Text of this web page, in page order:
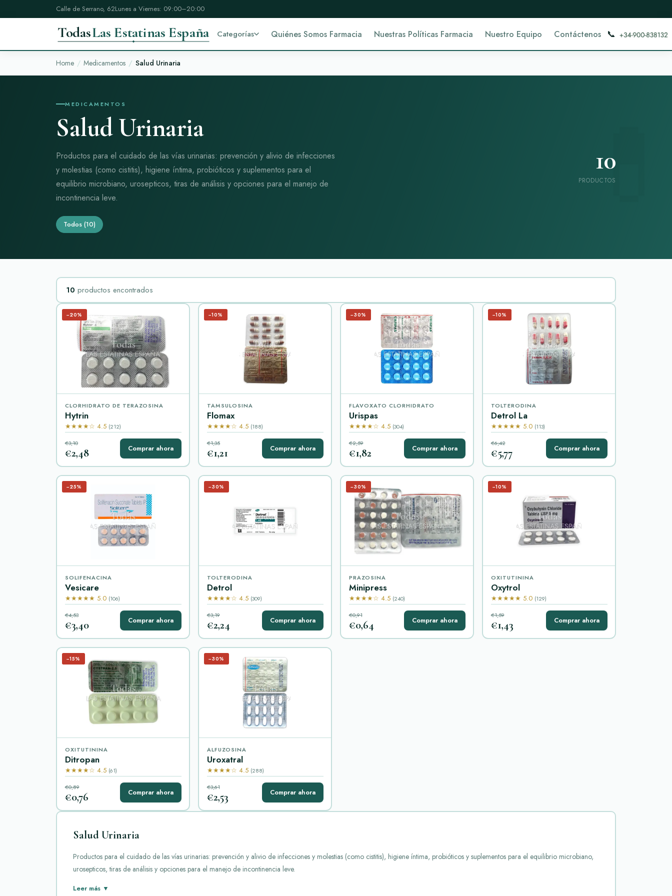
Calle de Serrano, 62Lunes a Viernes: 09:00–20:00
TodasLas Estatinas España Categorías Quiénes Somos Farmacia Nuestras Políticas Farmacia Nuestro Equipo Contáctenos 📞
Home Medicamentos Salud Urinaria
MEDICAMENTOS
Salud Urinaria
Productos para el cuidado de las vías urinarias: prevención y alivio de infecciones
y molestias (como cistitis), higiene íntima, probióticos y suplementos para el
equilibrio microbiano, urosepticos, tiras de análisis y opciones para el manejo de
incontinencia leve.
Todos (10)
10
PRODUCTOS
10 productos encontrados
−20%
CLORHIDRATO DE TERAZOSINA
Hytrin
★★★★☆ 4.5 (212)
€3,10
€2,48 Comprar ahora
−10%
TAMSULOSINA
Flomax
★★★★☆ 4.5 (188)
€1,35
€1,21 Comprar ahora
−30%
FLAVOXATO CLORHIDRATO
Urispas
★★★★☆ 4.5 (304)
€2,59
€1,82 Comprar ahora
−10%
TOLTERODINA
Detrol La
★★★★★ 5.0 (113)
€6,42
€5,77 Comprar ahora
−25%
SOLIFENACINA
Vesicare
★★★★★ 5.0 (106)
€4,53
€3,40 Comprar ahora
−30%
TOLTERODINA
Detrol
★★★★☆ 4.5 (309)
€3,19
€2,24 Comprar ahora
−30%
PRAZOSINA
Minipress
★★★★☆ 4.5 (240)
€0,91
€0,64 Comprar ahora
−10%
OXITUTININA
Oxytrol
★★★★★ 5.0 (129)
€1,59
€1,43 Comprar ahora
−15%
OXITUTININA
Ditropan
★★★★☆ 4.5 (61)
€0,89
€0,76 Comprar ahora
−30%
ALFUZOSINA
Uroxatral
★★★★☆ 4.5 (288)
€3,61
€2,53 Comprar ahora
Salud Urinaria
Productos para el cuidado de las vías urinarias: prevención y alivio de infecciones y molestias (como cistitis), higiene íntima, probióticos y suplementos para el equilibrio microbiano,
urosepticos, tiras de análisis y opciones para el manejo de incontinencia leve.
La categoría "Salud Urinaria" agrupa medicamentos orientados a controlar y aliviar alteraciones relacionadas con el funcionamiento de la vejiga y el tracto urinario inferior. Incluye
Leer más ▼